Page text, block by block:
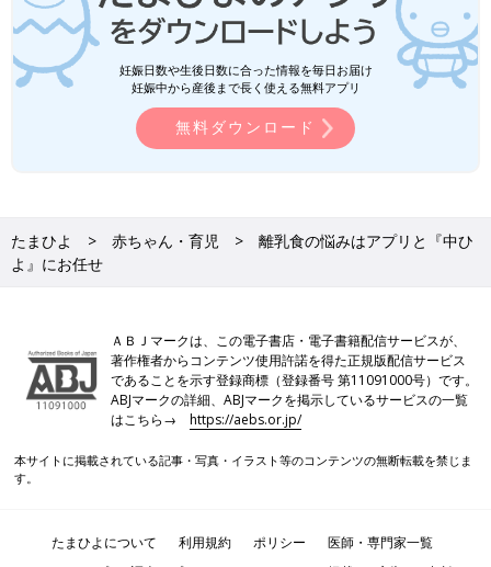
妊娠日数や生後日数に合った情報を毎日お届け
妊娠中から産後まで長く使える無料アプリ
無料ダウンロード
たまひよ 赤ちゃん・育児
離乳食の悩みはアプリと『中ひ
よ』にお任せ
ＡＢＪマークは、この電子書店・電子書籍配信サービスが、
著作権者からコンテンツ使用許諾を得た正規版配信サービス
であることを示す登録商標（登録番号 第11091000号）です。
ABJマークの詳細、ABJマークを掲示しているサービスの一覧
はこちら→https://aebs.or.jp/
本サイトに掲載されている記事・写真・イラスト等のコンテンツの無断転載を禁じま
す。
たまひよについて 利用規約 ポリシー
医師・専門家一覧